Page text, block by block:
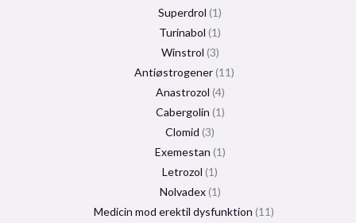
Superdrol 1
Turinabol 1
Winstrol 3
Antiøstrogener 11
Anastrozol 4
Cabergolin 1
Clomid 3
Exemestan 1
Letrozol 1
Nolvadex 1
Medicin mod erektil dysfunktion 11